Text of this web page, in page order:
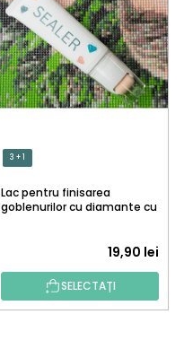
3 + 1
Lac pentru finisarea
goblenurilor cu diamante cu
19,90 lei
SELECTAȚI